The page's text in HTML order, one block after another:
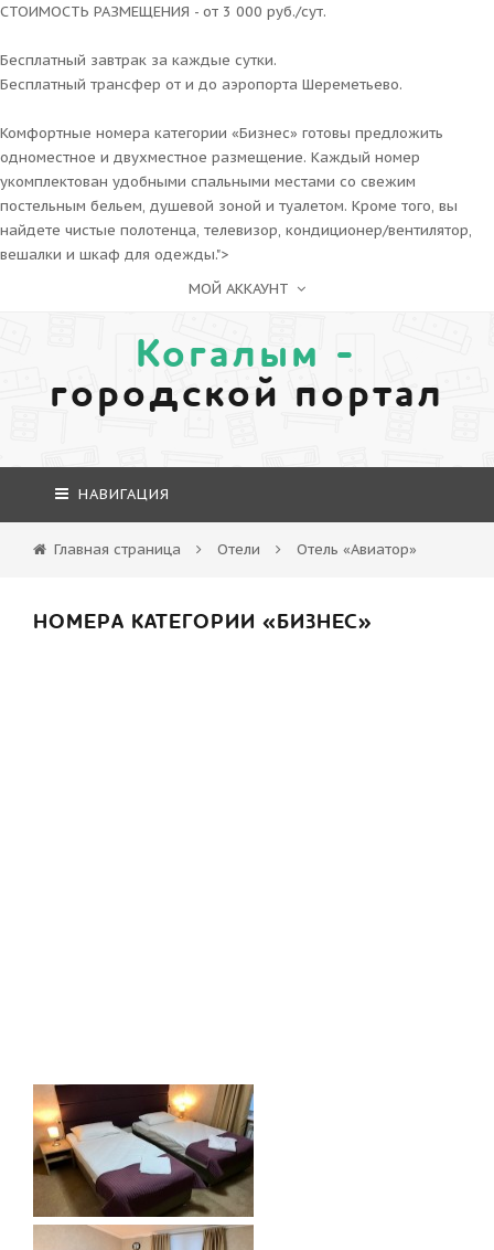
СТОИМОСТЬ РАЗМЕЩЕНИЯ - от 3 000 руб./сут.
Бесплатный завтрак за каждые сутки.
Бесплатный трансфер от и до аэропорта Шереметьево.
Комфортные номера категории «Бизнес» готовы предложить
одноместное и двухместное размещение. Каждый номер
укомплектован удобными спальными местами со свежим
постельным бельем, душевой зоной и туалетом. Кроме того, вы
найдете чистые полотенца, телевизор, кондиционер/вентилятор,
вешалки и шкаф для одежды.">
МОЙ АККАУНТ
Когалым -
городской портал
НАВИГАЦИЯ
Главная страница Отели Отель «Авиатор»
НОМЕРА КАТЕГОРИИ «БИЗНЕС»